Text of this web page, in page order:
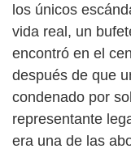
los únicos
vida real, un
encontró en el
después de que
condenado por
representante
era una de las